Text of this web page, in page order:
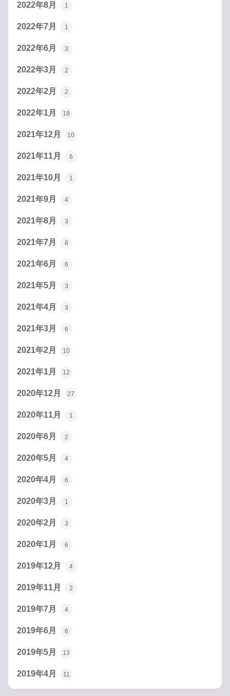
2022年8月 1
2022年7月 1
2022年6月 3
2022年3月 2
2022年2月 2
2022年1月 18
2021年12月 10
2021年11月 6
2021年10月 1
2021年9月 4
2021年8月 3
2021年7月 8
2021年6月 6
2021年5月 3
2021年4月 3
2021年3月 6
2021年2月 10
2021年1月 12
2020年12月 27
2020年11月 1
2020年6月 2
2020年5月 4
2020年4月 6
2020年3月 1
2020年2月 3
2020年1月 6
2019年12月 4
2019年11月 2
2019年7月 4
2019年6月 6
2019年5月 13
2019年4月 11